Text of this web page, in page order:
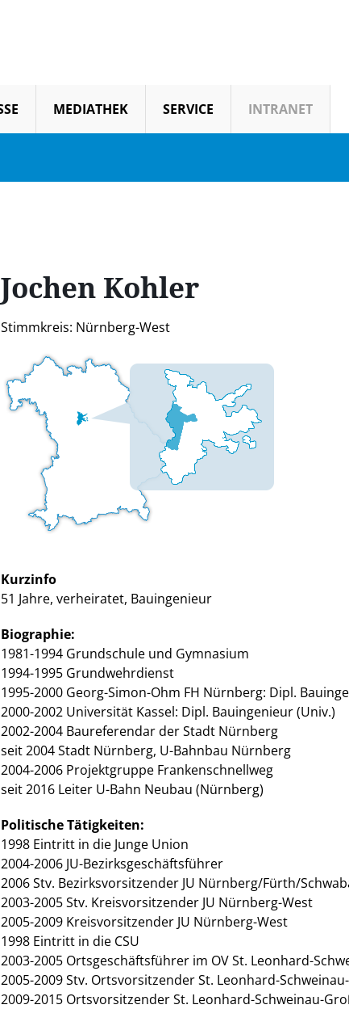
MEDIATHEK SERVICE INTRANET
Jochen Kohler
Stimmkreis: Nürnberg-West
Kurzinfo
51 Jahre, verheiratet, Bauingenieur
Biographie:
1981-1994 Grundschule und Gymnasium
1994-1995 Grundwehrdienst
1995-2000 Georg-Simon-Ohm FH Nürnberg: Dipl.
2000-2002 Universität Kassel: Dipl. Bauingenieur (Univ.)
2002-2004 Baureferendar der Stadt Nürnberg
seit 2004 Stadt Nürnberg, U-Bahnbau Nürnberg
2004-2006 Projektgruppe Frankenschnellweg
seit 2016 Leiter U-Bahn Neubau (Nürnberg)
Politische Tätigkeiten:
1998 Eintritt in die Junge Union
2004-2006 JU-Bezirksgeschäftsführer
2006 Stv. Bezirksvorsitzender JU Nürnberg/Fürth/
2003-2005 Stv. Kreisvorsitzender JU Nürnberg-West
2005-2009 Kreisvorsitzender JU Nürnberg-West
1998 Eintritt in die CSU
2003-2005 Ortsgeschäftsführer im OV St. Leonhard-
2005-2009 Stv. Ortsvorsitzender St. Leonhard-
2009-2015 Ortsvorsitzender St. Leonhard-Schweinau-